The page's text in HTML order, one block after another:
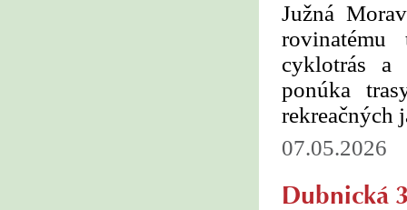
Južná
cyklotrás a
ponúka
rekreačných
07.05.2026
Dubnická